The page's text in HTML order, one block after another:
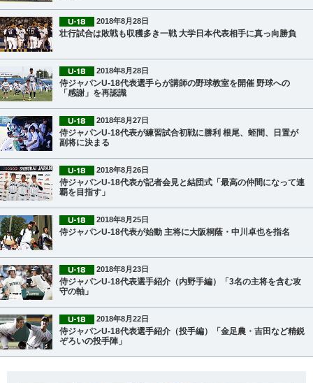
2018年8月28日
壮行試合は敗戦も収穫多き一戦 大学日本代表相手に真っ向勝負
2018年8月28日
侍ジャパンU-18代表選手らが講師の野球教室を開催 野球への
「感謝」を再認識
2018年8月27日
侍ジャパンU-18代表が練習試合初戦に勝利 根尾、蛭間、日置が
副将に決まる
2018年8月26日
侍ジャパンU-18代表が記者会見と結団式「最高の仲間になって連
覇を目指す」
2018年8月25日
侍ジャパンU-18代表が始動 主将に大阪桐蔭・中川卓也を指名
2018年8月23日
侍ジャパンU-18代表選手紹介（内野手編）「3名の主将を含む攻
守の軸」
2018年8月22日
侍ジャパンU-18代表選手紹介（投手編）「金足農・吉田など精鋭
ぞろいの投手陣」